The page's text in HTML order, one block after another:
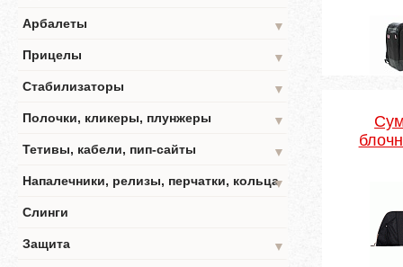
Арбалеты
▼
Прицелы
▼
Стабилизаторы
▼
Полочки, кликеры, плунжеры
▼
Тетивы, кабели, пип-сайты
▼
Напалечники, релизы, перчатки, кольца▼
Слинги
Защита
▼